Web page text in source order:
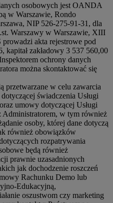
osobowych jest OANDA
w Warszawie, Rondo
NIP 526-275-91-31, dla
Warszawy w Warszawie, XIII
akta rejestrowe pod
kapitał zakładowy 3 537 560,00
ochrony danych
można skontaktować się
przetwarzane w celu zawarcia
świadczenia Usługi
umowy dotyczącej Usługi
Administratorem, w tym również
osoby, której dane dotyczą
również obowiązków
rozpatrywania
będą również
prawnie uzasadnionych
jak dochodzenie roszczeń
Rachunku Demo lub
Edukacyjną,
oszustwom czy marketing